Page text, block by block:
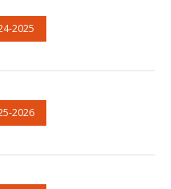
2025
2026